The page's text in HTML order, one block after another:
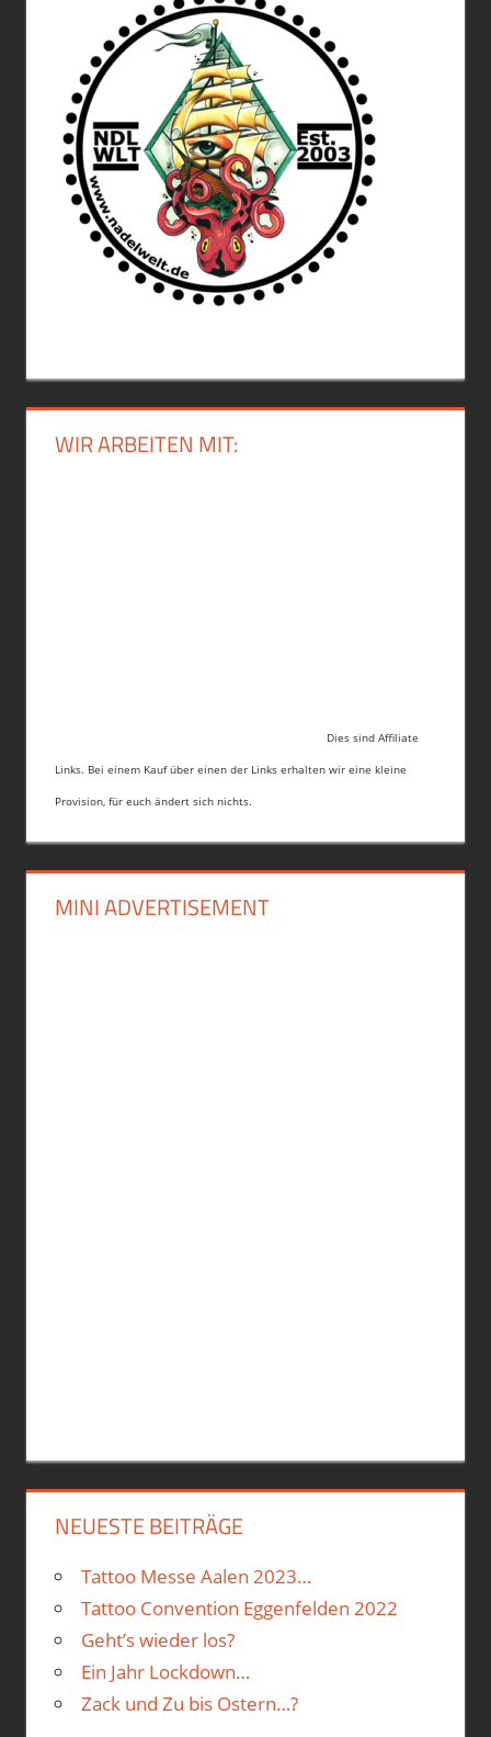
WIR ARBEITEN MIT:
Dies sind Affiliate
Links. Bei einem Kauf über einen der Links erhalten wir eine kleine
Provision, für euch ändert sich nichts.
MINI ADVERTISEMENT
NEUESTE BEITRÄGE
Tattoo Messe Aalen 2023…
Tattoo Convention Eggenfelden 2022
Geht’s wieder los?
Ein Jahr Lockdown…
Zack und Zu bis Ostern…?